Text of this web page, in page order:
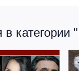
категории